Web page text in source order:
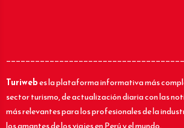
Turiwebes la plataforma informativa más
sector turismo, de actualización diaria con las
más relevantes para los profesionales de la